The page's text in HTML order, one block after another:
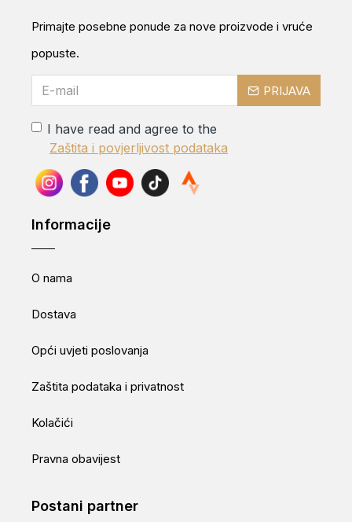
Primajte posebne ponude za nove proizvode i vruće
popuste.
PRIJAVA
I have read and agree to the
Zaštita i povjerljivost podataka
Informacije
O nama
Dostava
Opći uvjeti poslovanja
Zaštita podataka i privatnost
Kolačići
Pravna obavijest
Postani partner